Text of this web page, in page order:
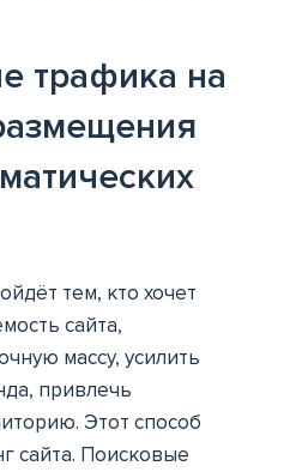
трафика на
тем, кто хочет
сайта,
массу, усилить
привлечь
Этот способ
сайта. Поисковые